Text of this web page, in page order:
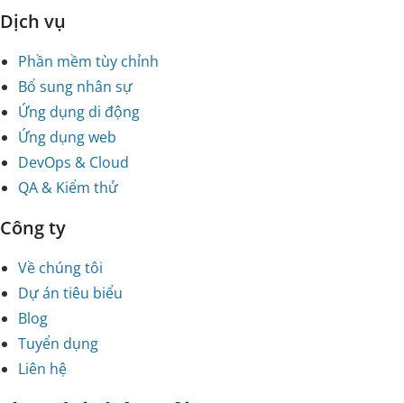
Dịch vụ
Phần mềm tùy chỉnh
Bổ sung nhân sự
Ứng dụng di động
Ứng dụng web
DevOps & Cloud
QA & Kiểm thử
Công ty
Về chúng tôi
Dự án tiêu biểu
Blog
Tuyển dụng
Liên hệ